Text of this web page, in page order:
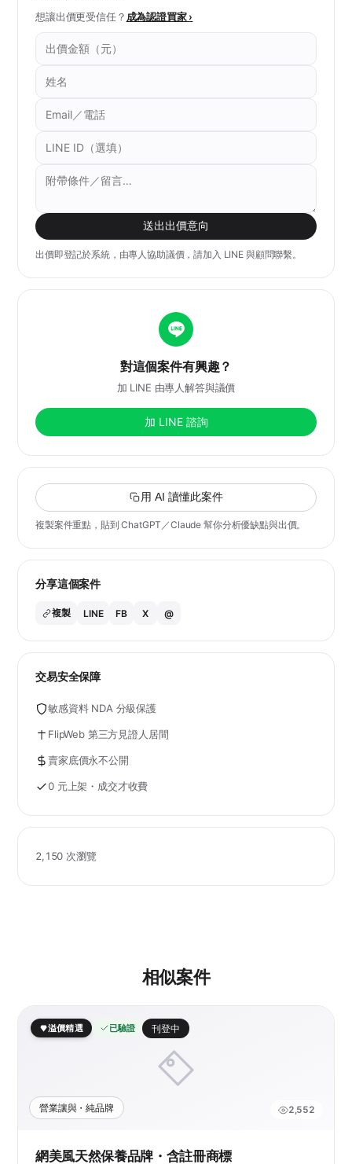
想讓出價更受信任？ 成為認證買家 ›
送出出價意向
出價即登記於系統，由專人協助議價，請加入 LINE 與顧問聯繫。
對這個案件有興趣？
加 LINE 由專人解答與議價
加 LINE 諮詢
用 AI 讀懂此案件
複製案件重點，貼到 ChatGPT／Claude 幫你分析優缺點與出價。
分享這個案件
複製 LINE FB X @
交易安全保障
敏感資料 NDA 分級保護
FlipWeb 第三方見證人居間
賣家底價永不公開
0 元上架・成交才收費
2,150 次瀏覽
相似案件
溢價精選 已驗證 刊登中
營業讓與・純品牌 2,552
網美風天然保養品牌・含註冊商標